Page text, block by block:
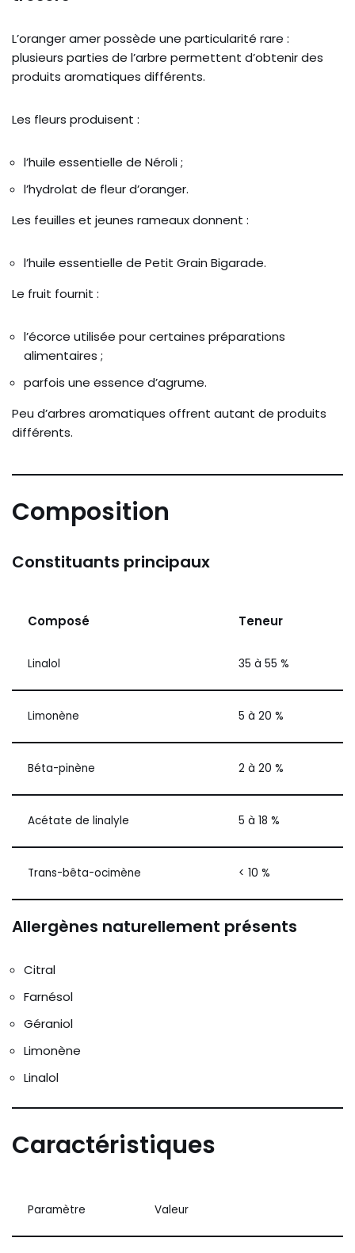
L’oranger amer possède une particularité rare :
plusieurs parties de l’arbre permettent d’obtenir des
produits aromatiques différents.
Les fleurs produisent :
l’huile essentielle de Néroli ;
l’hydrolat de fleur d’oranger.
Les feuilles et jeunes rameaux donnent :
l’huile essentielle de Petit Grain Bigarade.
Le fruit fournit :
l’écorce utilisée pour certaines préparations
alimentaires ;
parfois une essence d’agrume.
Peu d’arbres aromatiques offrent autant de produits
différents.
Composition
Constituants principaux
Composé Teneur
Linalol 35 à 55 %
Limonène 5 à 20 %
Béta-pinène 2 à 20 %
Acétate de linalyle 5 à 18 %
Trans-bêta-ocimène < 10 %
Allergènes naturellement présents
Citral
Farnésol
Géraniol
Limonène
Linalol
Caractéristiques
Paramètre Valeur